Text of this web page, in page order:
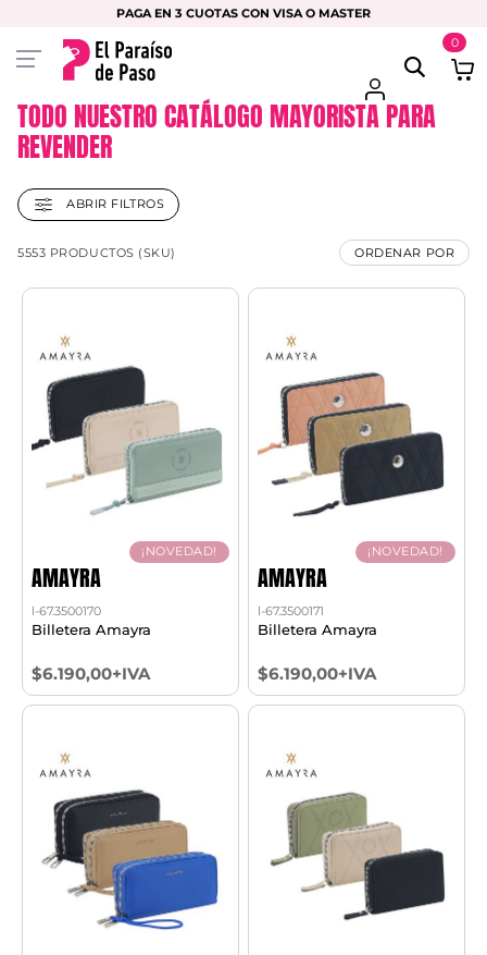
PAGA EN 3 CUOTAS CON VISA O MASTER
0
TODO NUESTRO CATÁLOGO MAYORISTA PARA
REVENDER
ABRIR FILTROS
5553 PRODUCTOS (SKU) ORDENAR POR
¡NOVEDAD!
AMAYRA
l-67.3500170
Billetera Amayra
$6.190,00+IVA
¡NOVEDAD!
AMAYRA
l-67.3500171
Billetera Amayra
$6.190,00+IVA